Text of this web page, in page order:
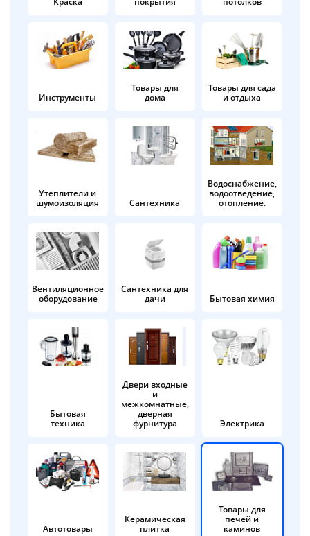
Инструменты
Товары для
дома
Товары для сада
и отдыха
Утеплители и
шумоизоляция
Сантехника
Водоснабжение,
водоотведение,
отопление.
Вентиляционное
оборудование
Сантехника для
дачи
Бытовая химия
Бытовая
техника
Двери входные
и
межкомнатные,
дверная
фурнитура
Электрика
Автотовары
Керамическая
плитка
Товары для
печей и
каминов
в корзину
Оплачивайте сегодня только
25% картой любого банка
Получайте товар
выбранный способом
Оставшиеся
% будут
по25%каждые 2 недели
Подробнее
об оплате Плайтом
раз в 2
недели
Остались вопросы?
8 800 302-02-51
plait.ru